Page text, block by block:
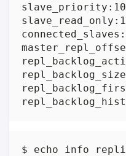
slave_read_only:1
$ echo info